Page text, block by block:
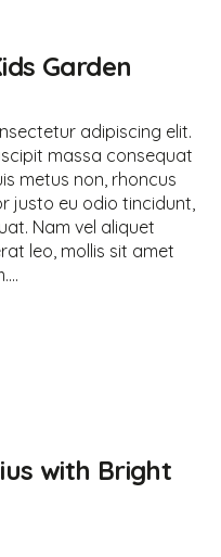
Garden
adipiscing elit.
massa consequat
metus non, rhoncus
justo eu odio tincidunt,
Nam vel aliquet
leo, mollis sit amet
with Bright